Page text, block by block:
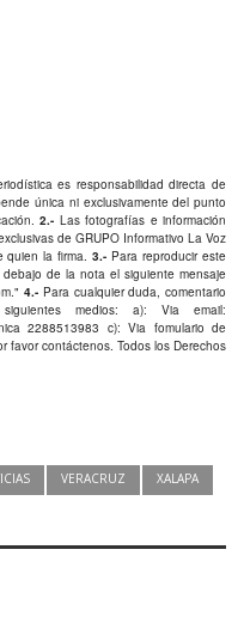
es responsabilidad directa de
única ni exclusivamente del punto
2.- Las fotografías e información
de GRUPO Informativo La Voz
quien la firma.3.- Para reproducir este
de la nota el siguiente mensaje
." 4.- Para cualquier duda, comentario
medios: a): Via email:
2288513983 c): Via fomulario de
favorcontáctenos. Todos los Derechos
VERACRUZ XALAPA